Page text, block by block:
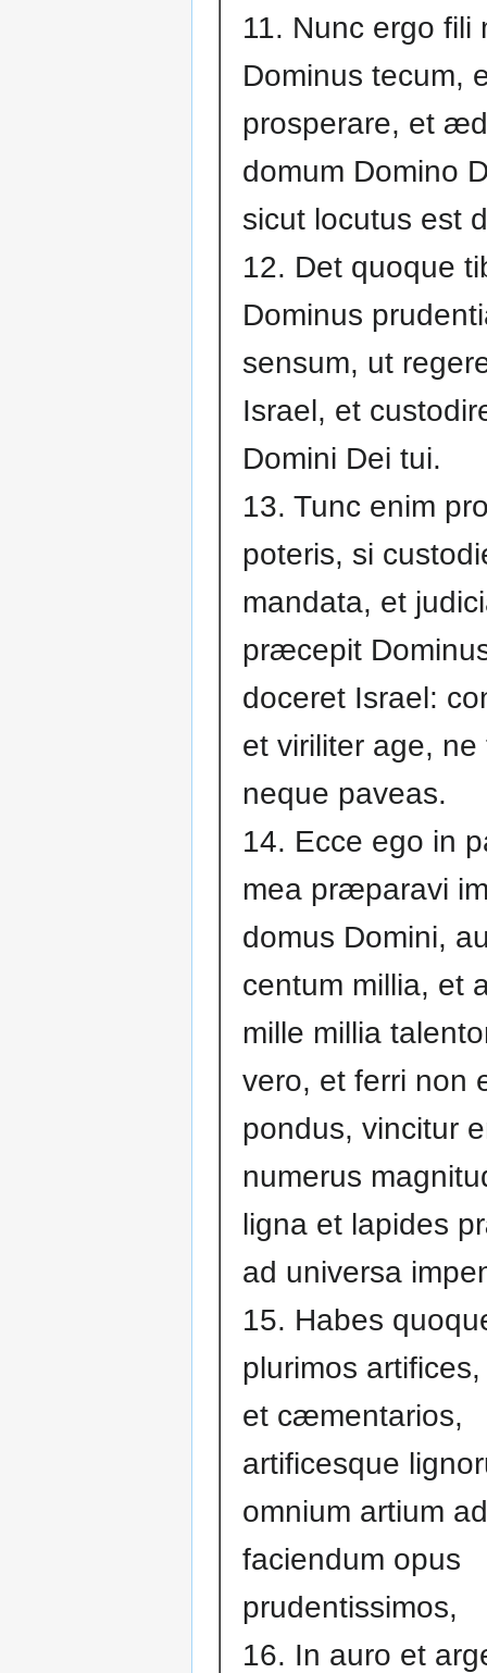
11. Nunc ergo fili
Dominus tecum,
prosperare, et
domum Domino
sicut locutus est
12. Det quoque
Dominus
sensum, ut
Israel, et
Domini Dei tui.
13. Tunc enim
poteris, si
mandata, et
præcepit
doceret Israel:
et viriliter age, ne
neque paveas.
14. Ecce ego in
mea præparavi
domus Domini,
centum millia, et
mille millia
vero, et ferri non
pondus, vincitur
numerus
ligna et lapides
ad universa
15. Habes
plurimos
et cæmentarios,
artificesque
omnium artium ad
faciendum opus
prudentissimos,
16. In auro et